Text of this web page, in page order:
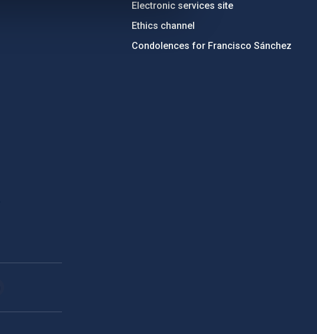
Electronic services site
Ethics channel
Condolences for Francisco Sánchez